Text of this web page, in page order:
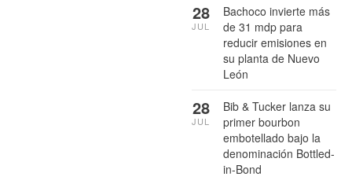
Bachoco invierte más
de 31 mdp para
reducir emisiones en
su planta de Nuevo
León
28
JUL
Bib & Tucker lanza su
primer bourbon
embotellado bajo la
denominación Bottled-
in-Bond
28
JUL